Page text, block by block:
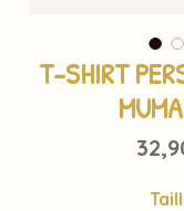
T-SHIRT